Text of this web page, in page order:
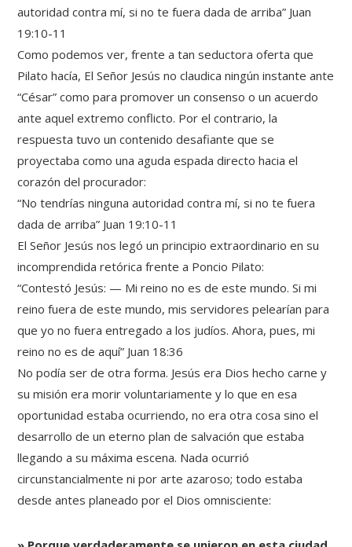
autoridad contra mí, si no te fuera dada de arriba” Juan
19:10-11
Como podemos ver, frente a tan seductora oferta que
Pilato hacía, El Señor Jesús no claudica ningún instante ante
“César” como para promover un consenso o un acuerdo
ante aquel extremo conflicto. Por el contrario, la
respuesta tuvo un contenido desafiante que se
proyectaba como una aguda espada directo hacia el
corazón del procurador:
“No tendrías ninguna autoridad contra mí, si no te fuera
dada de arriba” Juan 19:10-11
El Señor Jesús nos legó un principio extraordinario en su
incomprendida retórica frente a Poncio Pilato:
“Contestó Jesús: — Mi reino no es de este mundo. Si mi
reino fuera de este mundo, mis servidores pelearían para
que yo no fuera entregado a los judíos. Ahora, pues, mi
reino no es de aquí” Juan 18:36
No podía ser de otra forma. Jesús era Dios hecho carne y
su misión era morir voluntariamente y lo que en esa
oportunidad estaba ocurriendo, no era otra cosa sino el
desarrollo de un eterno plan de salvación que estaba
llegando a su máxima escena. Nada ocurrió
circunstancialmente ni por arte azaroso; todo estaba
desde antes planeado por el Dios omnisciente: